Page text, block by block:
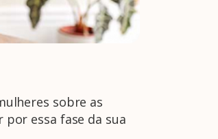
sobre as
essa fase da sua